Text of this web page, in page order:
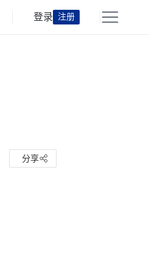
登录 注册
分享